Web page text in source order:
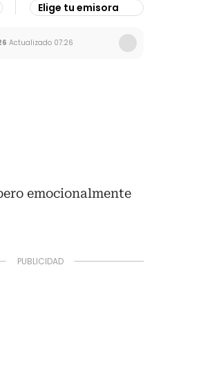
Elige tu emisora
Actualizado 07:26
emocionalmente